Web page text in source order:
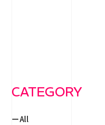
CATEGORY
All